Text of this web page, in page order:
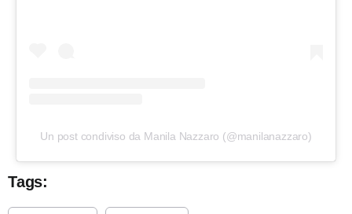
Un post condiviso da Manila Nazzaro (@manilanazzaro)
Tags: